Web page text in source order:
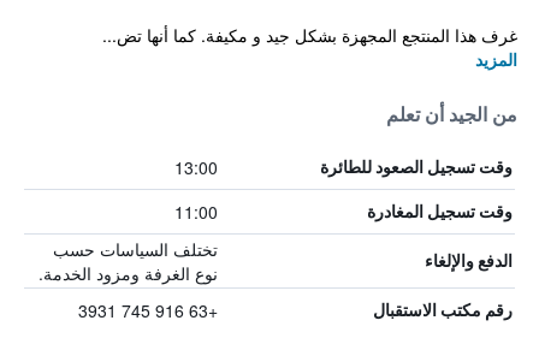
غرف هذا المنتجع المجهزة بشكل جيد و مكيفة. كما أنها تض...
المزيد
من الجيد أن تعلم
وقت تسجيل الصعود للطائرة 13:00
وقت تسجيل المغادرة 11:00
الدفع والإلغاء
تختلف السياسات حسب
نوع الغرفة ومزود الخدمة.
رقم مكتب الاستقبال +63 916 745 3931